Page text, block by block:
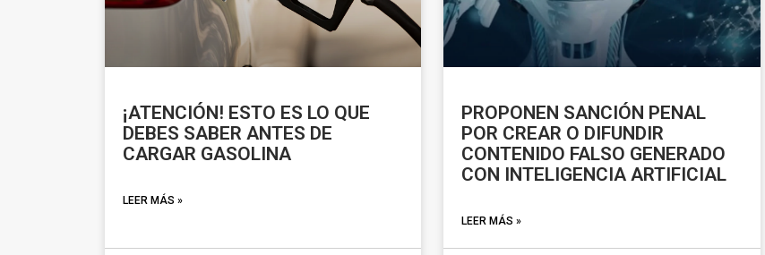
¡ATENCIÓN! ESTO ES LO QUE
DEBES SABER ANTES DE
CARGAR GASOLINA
LEER MÁS »
PROPONEN SANCIÓN PENAL
POR CREAR O DIFUNDIR
CONTENIDO FALSO GENERADO
CON INTELIGENCIA ARTIFICIAL
LEER MÁS »